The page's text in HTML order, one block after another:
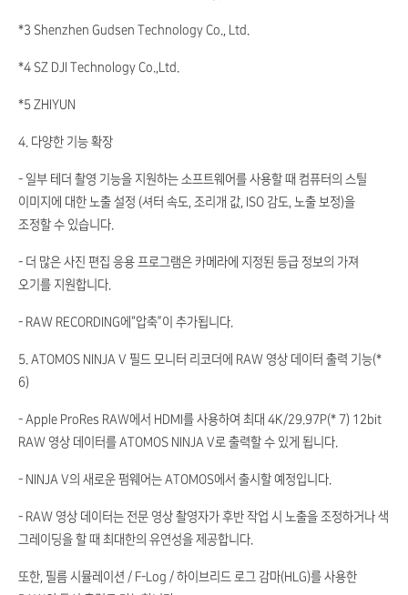
*3 Shenzhen Gudsen Technology Co., Ltd.
*4 SZ DJI Technology Co.,Ltd.
*5 ZHIYUN
4. 다양한 기능 확장
- 일부 테더 촬영 기능을 지원하는 소프트웨어를 사용할 때 컴퓨터의 스틸
이미지에 대한 노출 설정 (셔터 속도, 조리개 값, ISO 감도, 노출 보정)을
조정할 수 있습니다.
- 더 많은 사진 편집 응용 프로그램은 카메라에 지정된 등급 정보의 가져
오기를 지원합니다.
- RAW RECORDING에“압축”이 추가됩니다.
5. ATOMOS NINJA V 필드 모니터 리코더에 RAW 영상 데이터 출력 기능(*
6)
- Apple ProRes RAW에서 HDMI를 사용하여 최대 4K/29.97P(* 7) 12bit
RAW 영상 데이터를 ATOMOS NINJA V로 출력할 수 있게 됩니다.
- NINJA V의 새로운 펌웨어는 ATOMOS에서 출시할 예정입니다.
- RAW 영상 데이터는 전문 영상 촬영자가 후반 작업 시 노출을 조정하거나 색
그레이딩을 할 때 최대한의 유연성을 제공합니다.
또한, 필름 시뮬레이션 / F-Log / 하이브리드 로그 감마(HLG)를 사용한